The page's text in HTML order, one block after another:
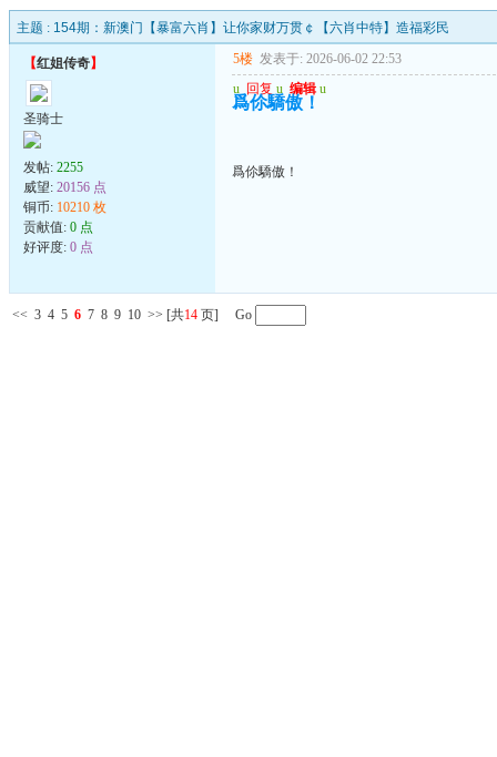
主题 : 154期：新澳门【暴富六肖】让你家财万贯￠【六肖中特】造福彩民
【红姐传奇】
圣骑士
发帖: 2255
威望: 20156 点
铜币: 10210 枚
贡献值: 0 点
好评度: 0 点
5楼 发表于: 2026-06-02 22:53
u 回复 u 编辑 u
爲伱驕傲！
爲伱驕傲！
<< 3 4 5 6 7 8 9 10 >> [共14 页] Go